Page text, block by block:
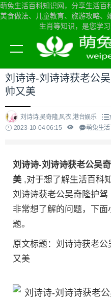
萌兔生活百科知识网，分享生活百
美食做法、儿童教育、旅游攻略、
生肖等知识，是您学
当前位置： 萌兔生活百科知识网
刘诗诗-刘诗诗获老公
帅又美
刘诗诗,吴奇隆,风衣,港台娱乐
2023-10-04 06:15
萌兔生
刘诗诗-刘诗诗获老公吴
美 ,对于想了解生活百科
刘诗诗获老公吴奇隆护
非常想了解的问题，下
题。
原文标题：刘诗诗获老
又美